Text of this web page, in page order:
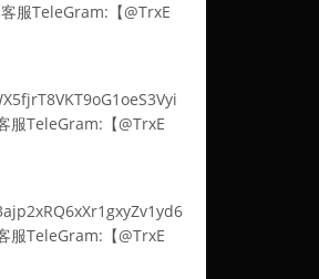
服TeleGram:【@TrxE
服TeleGram:【@TrxE
服TeleGram:【@TrxE